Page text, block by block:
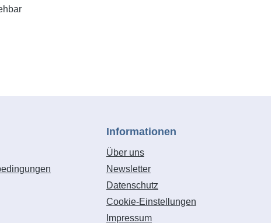
Informationen
Über uns
Newsletter
Datenschutz
Cookie-Einstellungen
Impressum